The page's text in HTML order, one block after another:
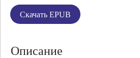
Скачать EPUB
Описание